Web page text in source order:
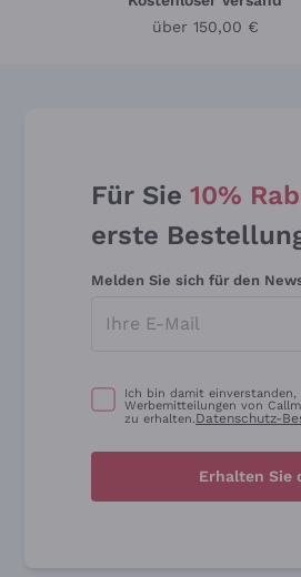
über 150,00 €
Für Sie 10%
erste
Melden Sie sich für den
Ich bin damit einverstanden,
Werbemitteilungen von
zu erhalten.Datenschutz-
Erhalten Sie